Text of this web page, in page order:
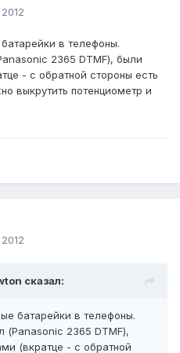
в телефоны.
2365 DTMF), были
- с обратной стороны есть
выкрутить потенциометр и
сказал:
батарейки в телефоны.
(Panasonic 2365 DTMF),
(вкратце - с обратной